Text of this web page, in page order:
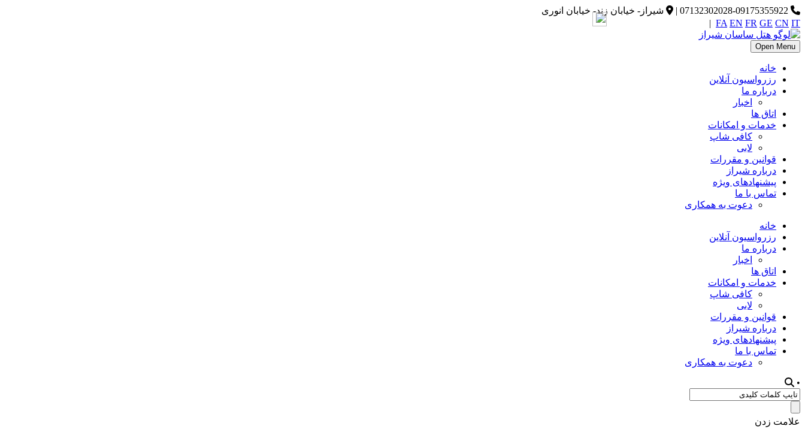
|
شیراز- خیابان زند- خیابان انوری
FA EN FR GE CN IT
|
Open Menu
خانه
رزرواسیون آنلاین
درباره ما
اخبار
اتاق ها
خدمات و امکانات
کافی شاپ
لابی
قوانین و مقررات
درباره شیراز
پیشنهادهای ویژه
تماس با ما
دعوت به همکاری
خانه
رزرواسیون آنلاین
درباره ما
اخبار
اتاق ها
خدمات و امکانات
کافی شاپ
لابی
قوانین و مقررات
درباره شیراز
پیشنهادهای ویژه
تماس با ما
دعوت به همکاری
•
علامت زدن